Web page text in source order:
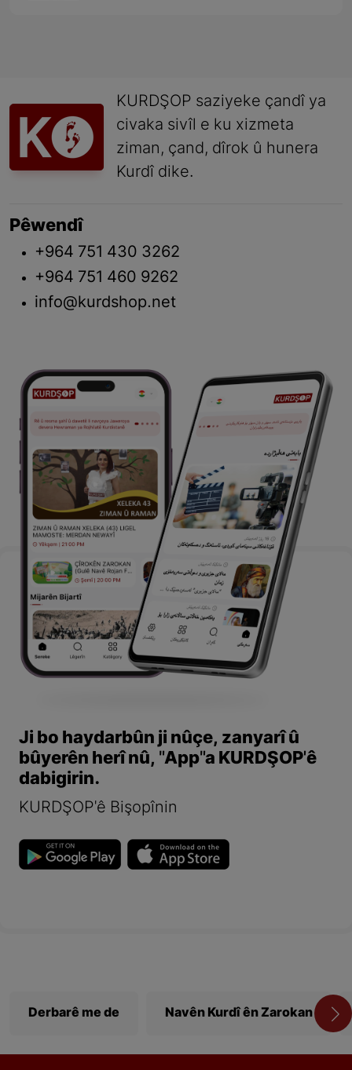
KURDŞOP saziyeke çandî ya
civaka sivîl e ku xizmeta
ziman, çand, dîrok û hunera
Kurdî dike.
Pêwendî
+964 751 430 3262
+964 751 460 9262
info@kurdshop.net
Ji bo haydarbûn ji nûçe, zanyarî û
bûyerên herî nû, "App"a KURDŞOP'ê
dabigirin.
KURDŞOP'ê Bişopînin
Derbarê me de Navên Kurdî ên Zarokan